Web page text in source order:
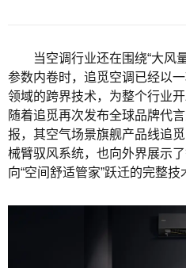
当空调行业还在围绕“大风
参数内卷时，追觅空调已经以
领域的跨界技术，为整个行业
随着追觅再次发布全球品牌代
报，其空气场景旗舰产品线追
械臂驭风系统，也向外界展示
向“空间舒适管家”跃迁的完整技